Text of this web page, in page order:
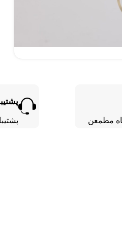
مطمعن پشتیبانی